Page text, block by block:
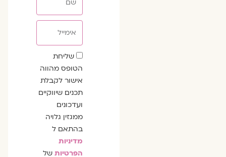
שדה
הסכמה
שליחת
הטופס מהווה
אישור לקבלת
תכנים שיווקיים
ועדכונים
ממגזין גלויה
בהתאם ל
מדיניות
הפרטיותשל